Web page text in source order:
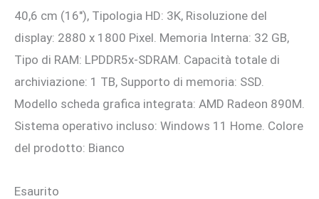
40,6 cm (16″), Tipologia HD: 3K, Risoluzione del
display: 2880 x 1800 Pixel. Memoria Interna: 32 GB,
Tipo di RAM: LPDDR5x-SDRAM. Capacità totale di
archiviazione: 1 TB, Supporto di memoria: SSD.
Modello scheda grafica integrata: AMD Radeon 890M.
Sistema operativo incluso: Windows 11 Home. Colore
del prodotto: Bianco
Esaurito